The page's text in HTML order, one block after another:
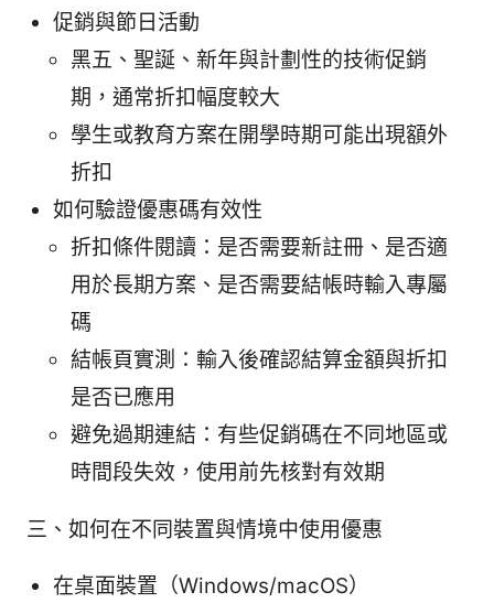
促銷與節日活動
黑五、聖誕、新年與計劃性的技術促銷
期，通常折扣幅度較大
學生或教育方案在開學時期可能出現額外
折扣
如何驗證優惠碼有效性
折扣條件閱讀：是否需要新註冊、是否適
用於長期方案、是否需要結帳時輸入專屬
碼
結帳頁實測：輸入後確認結算金額與折扣
是否已應用
避免過期連結：有些促銷碼在不同地區或
時間段失效，使用前先核對有效期
三、如何在不同裝置與情境中使用優惠
在桌面裝置（Windows/macOS）